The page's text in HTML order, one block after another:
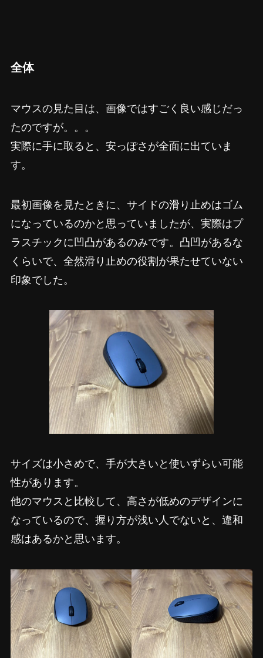
全体
マウスの見た目は、画像ではすごく良い感じだっ
たのですが。。。
実際に手に取ると、安っぽさが全面に出ていま
す。
最初画像を見たときに、サイドの滑り止めはゴム
になっているのかと思っていましたが、実際はプ
ラスチックに凹凸があるのみです。凸凹があるな
くらいで、全然滑り止めの役割が果たせていない
印象でした。
サイズは小さめで、手が大きいと使いずらい可能
性があります。
他のマウスと比較して、高さが低めのデザインに
なっているので、握り方が浅い人でないと、違和
感はあるかと思います。